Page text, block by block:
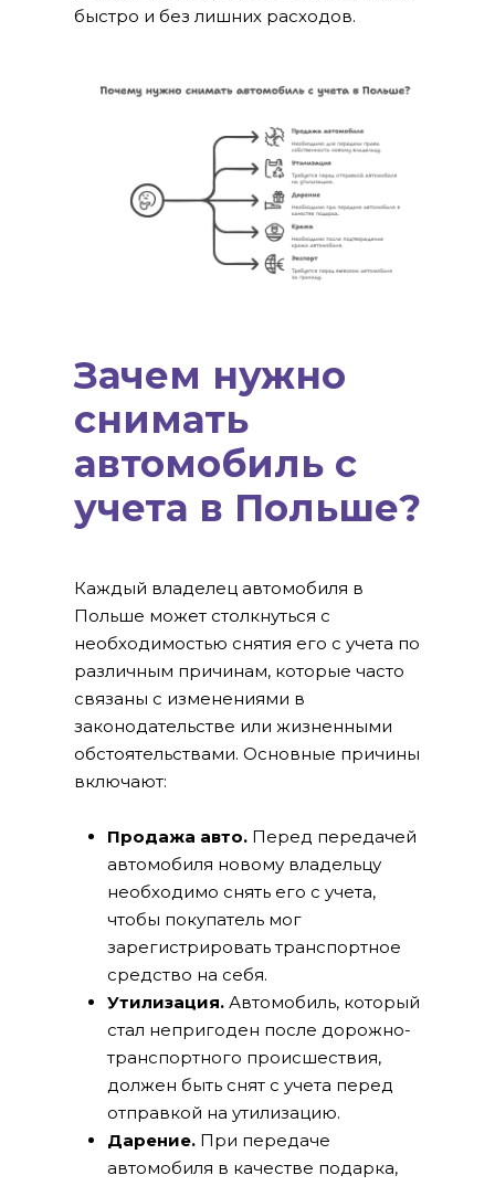
быстро и без лишних расходов.
Зачем нужно
снимать
автомобиль с
учета в Польше?
Каждый владелец автомобиля в
Польше может столкнуться с
необходимостью снятия его с учета по
различным причинам, которые часто
связаны с изменениями в
законодательстве или жизненными
обстоятельствами. Основные причины
включают:
Продажа авто. Перед передачей
автомобиля новому владельцу
необходимо снять его с учета,
чтобы покупатель мог
зарегистрировать транспортное
средство на себя.
Утилизация. Автомобиль, который
стал непригоден после дорожно-
транспортного происшествия,
должен быть снят с учета перед
отправкой на утилизацию.
Дарение. При передаче
автомобиля в качестве подарка,